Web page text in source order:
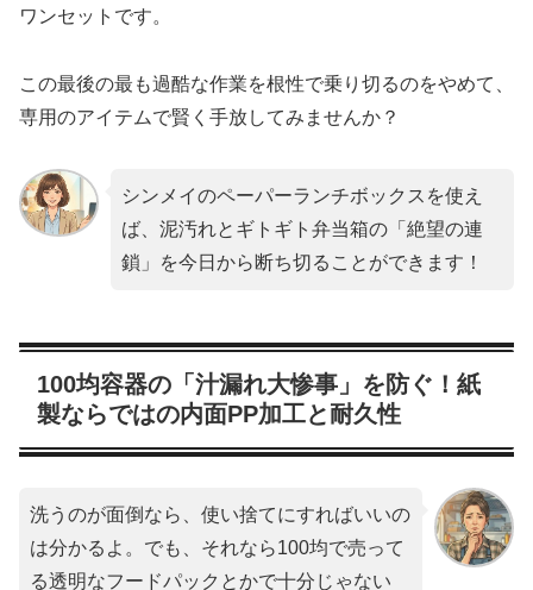
ワンセットです。
この最後の最も過酷な作業を根性で乗り切るのをやめて、
専用のアイテムで賢く手放してみませんか？
シンメイのペーパーランチボックスを使え
ば、泥汚れとギトギト弁当箱の「絶望の連
鎖」を今日から断ち切ることができます！
100均容器の「汁漏れ大惨事」を防ぐ！紙
製ならではの内面PP加工と耐久性
洗うのが面倒なら、使い捨てにすればいいの
は分かるよ。でも、それなら100均で売って
る透明なフードパックとかで十分じゃない